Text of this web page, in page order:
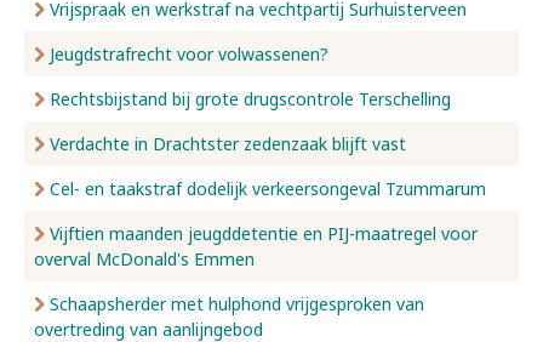
Vrijspraak en werkstraf na vechtpartij Surhuisterveen
Jeugdstrafrecht voor volwassenen?
Rechtsbijstand bij grote drugscontrole Terschelling
Verdachte in Drachtster zedenzaak blijft vast
Cel- en taakstraf dodelijk verkeersongeval Tzummarum
Vijftien maanden jeugddetentie en PIJ-maatregel voor
overval McDonald's Emmen
Schaapsherder met hulphond vrijgesproken van
overtreding van aanlijngebod